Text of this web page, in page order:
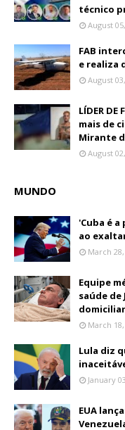
técnico
August
FAB
e realiza
August
LÍDER
mais de
Mirante
August
MUNDO
'Cuba é
ao
March
Equipe
saúde de
domiciliar
March
Lula diz
January
EUA